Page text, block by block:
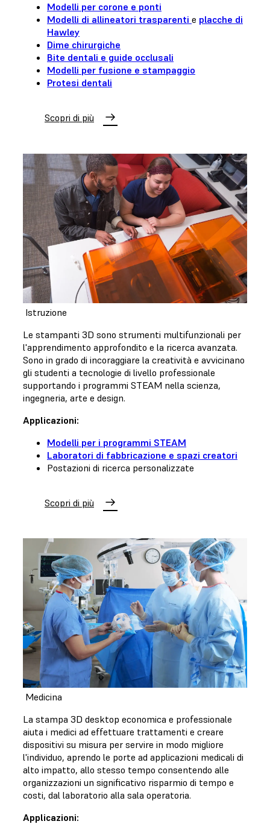
Modelli per corone e ponti
Modelli di allineatori trasparenti e placche di
Hawley
Dime chirurgiche
Bite dentali e guide occlusali
Modelli per fusione e stampaggio
Protesi dentali
Scopri di più
Istruzione
Le stampanti 3D sono strumenti multifunzionali per
l'apprendimento approfondito e la ricerca avanzata.
Sono in grado di incoraggiare la creatività e avvicinano
gli studenti a tecnologie di livello professionale
supportando i programmi STEAM nella scienza,
ingegneria, arte e design.
Applicazioni:
Modelli per i programmi STEAM
Laboratori di fabbricazione e spazi creatori
Postazioni di ricerca personalizzate
Scopri di più
Medicina
La stampa 3D desktop economica e professionale
aiuta i medici ad effettuare trattamenti e creare
dispositivi su misura per servire in modo migliore
l'individuo, aprendo le porte ad applicazioni medicali di
alto impatto, allo stesso tempo consentendo alle
organizzazioni un significativo risparmio di tempo e
costi, dal laboratorio alla sala operatoria.
Applicazioni: